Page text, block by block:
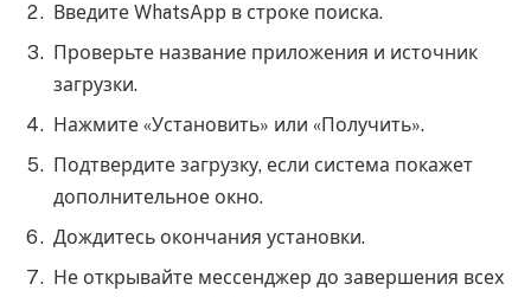
Введите WhatsApp в строке поиска.
Проверьте название приложения и источник
загрузки.
Нажмите «Установить» или «Получить».
Подтвердите загрузку, если система покажет
дополнительное окно.
Дождитесь окончания установки.
Не открывайте мессенджер до завершения всех